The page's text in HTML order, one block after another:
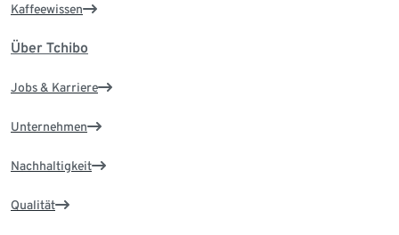
Kaffeewissen
Über Tchibo
Jobs & Karriere
Unternehmen
Nachhaltigkeit
Qualität